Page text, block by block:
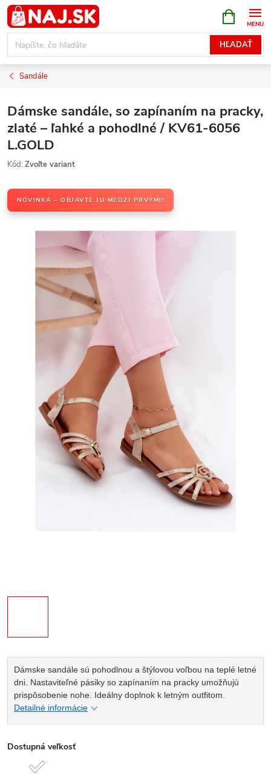
Prejsť
na
obsah
HĽADAŤ
KOŠÍK
Sandále
Dámske sandále, so zapínaním na pracky,
zlaté – ľahké a pohodlné / KV61-6056
L.GOLD
Kód: Zvoľte variant
NOVINKA – OBJAVTE JU MEDZI PRVÝMI!
Dámske sandále sú pohodlnou a štýlovou voľbou na teplé letné
dni. Nastaviteľné pásiky so zapínaním na pracky umožňujú
prispôsobenie nohe. Ideálny doplnok k letným outfitom.
Detailné informácie
Dostupná veľkosť